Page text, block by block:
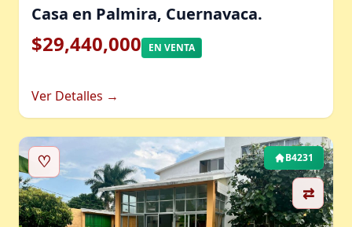
Casa en Palmira, Cuernavaca.
$29,440,000 EN VENTA
Ver Detalles →
♡
⇄
B4231